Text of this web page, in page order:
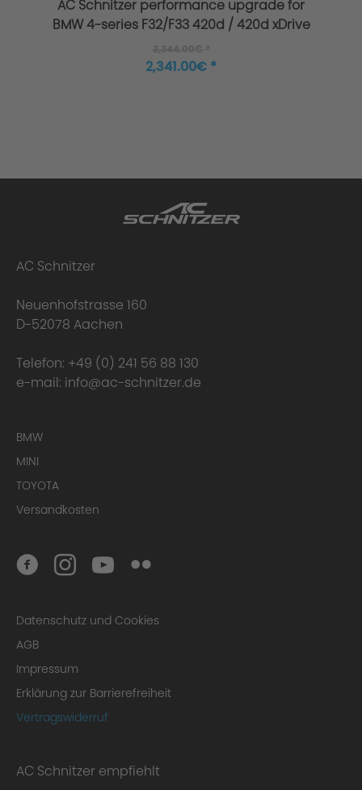
AC Schnitzer performance upgrade for
BMW 4-series F32/F33 420d / 420d xDrive
2,341.00€ *
AC Schnitzer
Neuenhofstrasse 160
D-52078 Aachen
Telefon: +49 (0) 241 56 88 130
e-mail: info@ac-schnitzer.de
BMW
MINI
TOYOTA
Versandkosten
Datenschutz und Cookies
AGB
Impressum
Erklärung zur Barrierefreiheit
Vertragswiderruf
AC Schnitzer empfiehlt